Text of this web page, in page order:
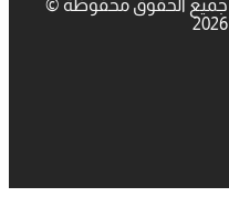
جميع الحقوق محفوظة ©
2026